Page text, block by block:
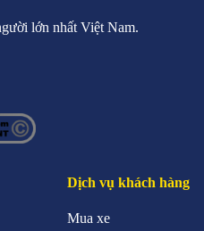
lớn nhất Việt Nam.
Dịch vụ khách hàng
Mua xe